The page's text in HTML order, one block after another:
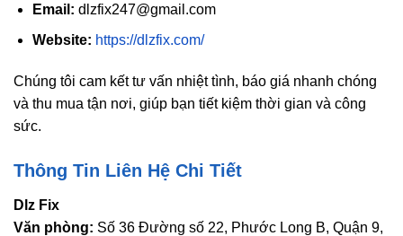
Email: dlzfix247@gmail.com
Website: https://dlzfix.com/
Chúng tôi cam kết tư vấn nhiệt tình, báo giá nhanh chóng
và thu mua tận nơi, giúp bạn tiết kiệm thời gian và công
sức.
Thông Tin Liên Hệ Chi Tiết
Dlz Fix
Văn phòng: Số 36 Đường số 22, Phước Long B, Quận 9,